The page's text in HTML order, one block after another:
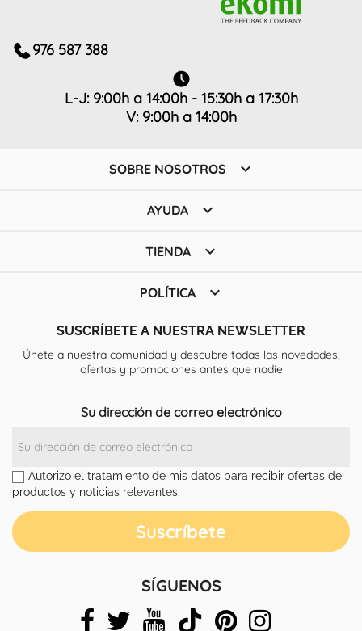
976 587 388
L-J: 9:00h a 14:00h - 15:30h a 17:30h
V: 9:00h a 14:00h
SOBRE NOSOTROS 
AYUDA 
TIENDA 
POLÍTICA 
SUSCRÍBETE A NUESTRA NEWSLETTER
Únete a nuestra comunidad y descubre todas las novedades,
ofertas y promociones antes que nadie
Su dirección de correo electrónico
Autorizo el tratamiento de mis datos para recibir ofertas de
productos y noticias relevantes.
SÍGUENOS